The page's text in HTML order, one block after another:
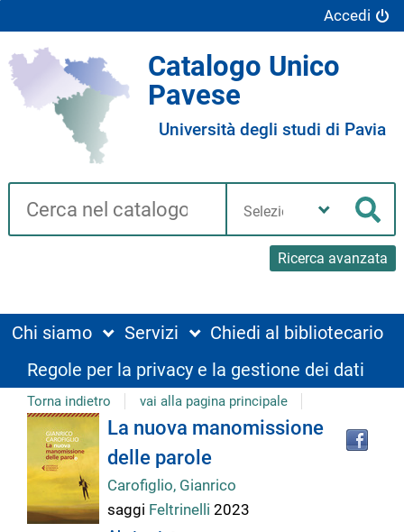
Accedi
Catalogo Unico
Pavese
Università degli studi di Pavia
Cerca su "Catalogo"
Ricerca avanzata
biblioteca
Chi siamo Servizi
Chiedi al bibliotecario
Regole per la privacy e la gestione dei dati
Torna indietro vai alla pagina principale
Dettaglio
del
La nuova manomissione
delle parole
Carofiglio, Gianrico
saggi Feltrinelli 2023